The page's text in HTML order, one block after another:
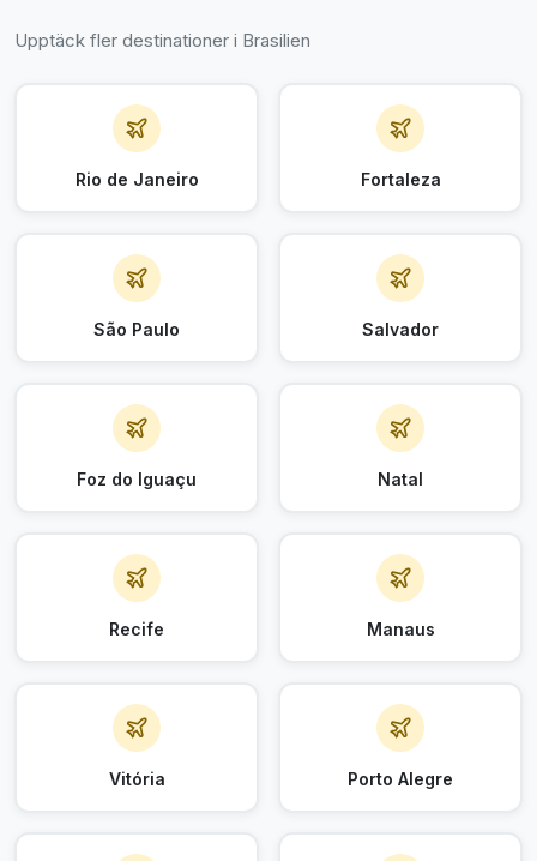
Upptäck fler destinationer i Brasilien
Rio de Janeiro Fortaleza
São Paulo Salvador
Foz do Iguaçu Natal
Recife Manaus
Vitória Porto Alegre